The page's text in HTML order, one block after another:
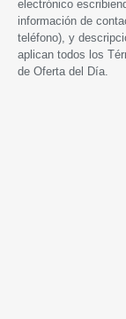
electrónico
información de
teléfono), y
aplican todos los
de Oferta del Día.